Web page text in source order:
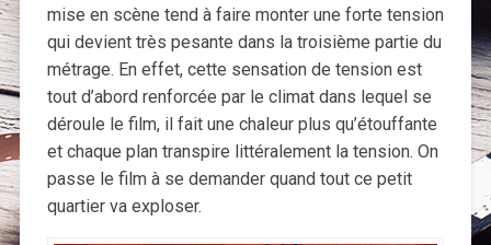
mise en scène tend à faire monter une forte tension
qui devient très pesante dans la troisième partie du
métrage. En effet, cette sensation de tension est
tout d’abord renforcée par le climat dans lequel se
déroule le film, il fait une chaleur plus qu’étouffante
et chaque plan transpire littéralement la tension. On
passe le film à se demander quand tout ce petit
quartier va exploser.